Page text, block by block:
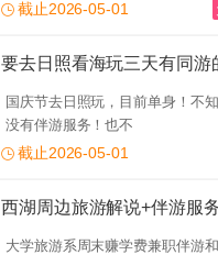
截止2026-05-01
要去日照看海玩三天有同游
国庆节去日照玩，目前单身！不
没有伴游服务！也不
截止2026-05-01
西湖周边旅游解说+伴游服
大学旅游系周末赚学费兼职伴游